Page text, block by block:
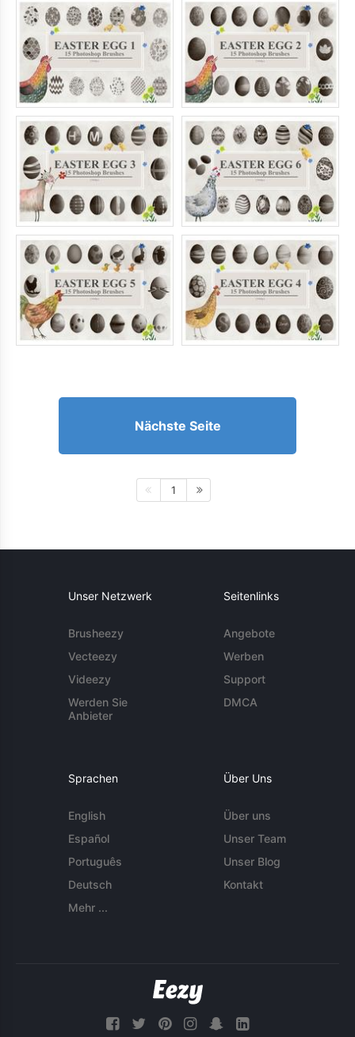
Nächste Seite
1
Unser Netzwerk
Brusheezy
Vecteezy
Videezy
Werden Sie
Anbieter
Seitenlinks
Angebote
Werben
Support
DMCA
Sprachen
English
Español
Português
Deutsch
Mehr ...
Über Uns
Über uns
Unser Team
Unser Blog
Kontakt